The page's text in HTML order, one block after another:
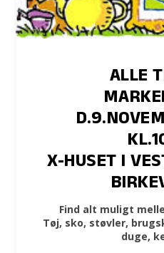
ALLE
X-HUSET I
Find alt muligt
Tøj, sko, støvler,
duge,